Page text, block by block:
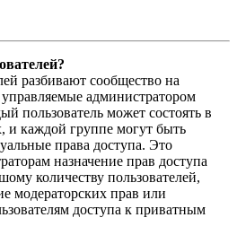
разбивают сообщество на
администратором
пользователь может состоять в
и каждой группе могут быть
права доступа. Это
назначение прав доступа
количеству пользователей,
модераторских прав или
доступа к приватным